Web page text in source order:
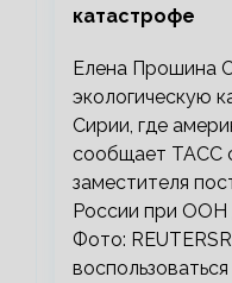
катастрофе
Елена Прошина
экологическую
Сирии, где
сообщает ТАСС
заместителя
России при ООН
Фото: